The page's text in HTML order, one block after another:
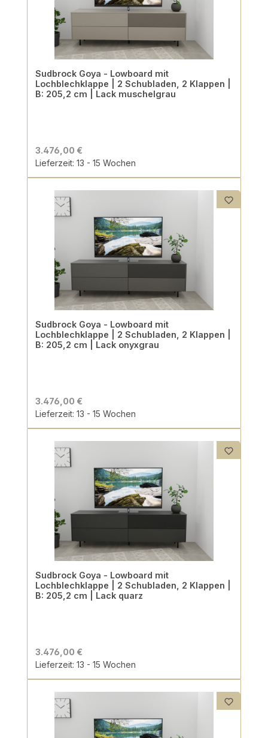
Sudbrock Goya - Lowboard mit
Lochblechklappe | 2 Schubladen, 2 Klappen |
B: 205,2 cm | Lack muschelgrau
3.476,00 €
Lieferzeit: 13 - 15 Wochen
Sudbrock Goya - Lowboard mit
Lochblechklappe | 2 Schubladen, 2 Klappen |
B: 205,2 cm | Lack onyxgrau
3.476,00 €
Lieferzeit: 13 - 15 Wochen
Sudbrock Goya - Lowboard mit
Lochblechklappe | 2 Schubladen, 2 Klappen |
B: 205,2 cm | Lack quarz
3.476,00 €
Lieferzeit: 13 - 15 Wochen